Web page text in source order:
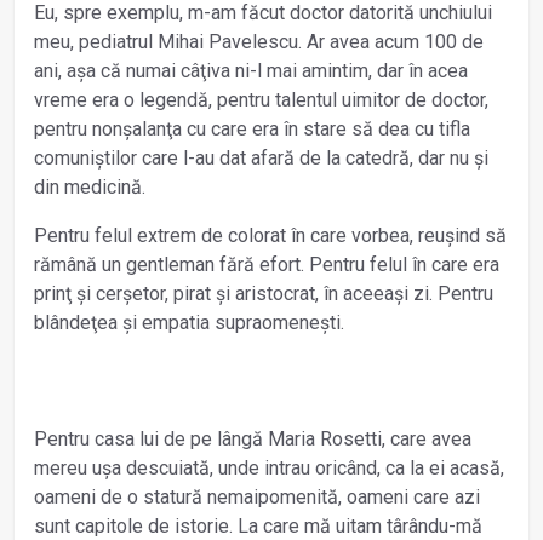
Eu, spre exemplu, m-am făcut doctor datorită unchiului
meu, pediatrul Mihai Pavelescu. Ar avea acum 100 de
ani, așa că numai câţiva ni-l mai amintim, dar în acea
vreme era o legendă, pentru talentul uimitor de doctor,
pentru nonșalanţa cu care era în stare să dea cu tifla
comuniștilor care l-au dat afară de la catedră, dar nu și
din medicină.
Pentru felul extrem de colorat în care vorbea, reușind să
rămână un gentleman fără efort. Pentru felul în care era
prinţ și cerșetor, pirat și aristocrat, în aceeași zi. Pentru
blândeţea și empatia supraomenești.
Pentru casa lui de pe lângă Maria Rosetti, care avea
mereu ușa descuiată, unde intrau oricând, ca la ei acasă,
oameni de o statură nemaipomenită, oameni care azi
sunt capitole de istorie. La care mă uitam târându-mă